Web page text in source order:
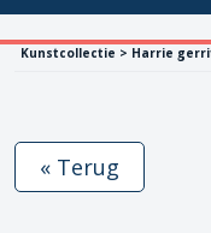
Kunstcollectie > Harrie
« Terug